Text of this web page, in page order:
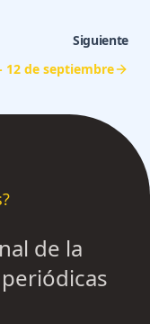
Siguiente
12 de septiembre
de la